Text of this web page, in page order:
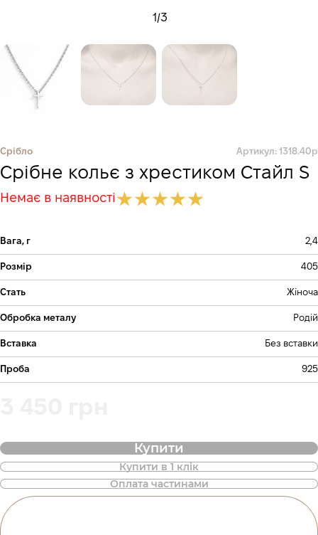
1/3
Срібло Артикул: 1318.40р
Срібне кольє з хрестиком Стайл S
Немає в наявності
Вага, г 2,4
Розмір 405
Стать Жіноча
Обробка металу Родій
Вставка Без вставки
Проба 925
Купити
Купити в 1 клік
Оплата частинами
Також доступна покупка товару в
оплату частинами